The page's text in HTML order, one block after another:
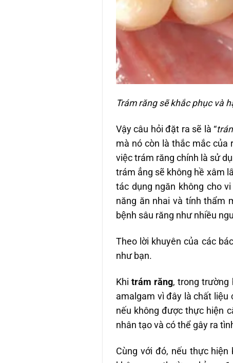
Trám răng sẽ khắc phục và
Vậy câu hỏi đặt ra sẽ là “
mà nó còn là thắc mắc của
việc trám răng chính là sử
trám ẳng sẽ không hề xâm
tác dụng ngăn không cho
năng ăn nhai và tính thẩm
bệnh sâu răng như nhiều
Theo lời khuyên của các
như bạn.
Khitrám răng, trong trường
amalgam vì đây là chất liệu
nếu không được thực hiện
nhân tạo và có thể gây ra
Cùng với đó, nếu thực